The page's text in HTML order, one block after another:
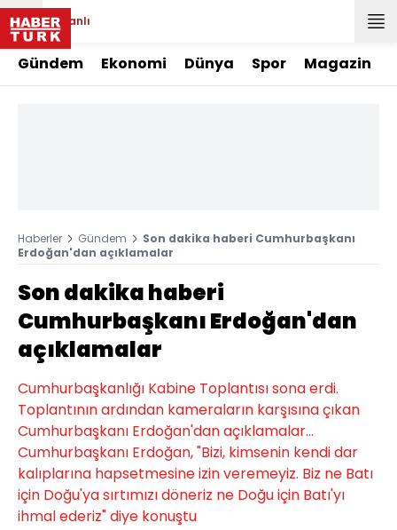
Canlı
Gündem Ekonomi Dünya Spor Magazin
Haberler Gündem
Son dakika haberi Cumhurbaşkanı
Erdoğan'dan açıklamalar
Son dakika haberi
Cumhurbaşkanı Erdoğan'dan
açıklamalar
Cumhurbaşkanlığı Kabine Toplantısı sona erdi.
Toplantının ardından kameraların karşısına çıkan
Cumhurbaşkanı Erdoğan'dan açıklamalar...
Cumhurbaşkanı Erdoğan, "Bizi, kimsenin kendi dar
kalıplarına hapsetmesine izin veremeyiz. Biz ne Batı
için Doğu'ya sırtımızı döneriz ne Doğu için Batı'yı
ihmal ederiz" diye konuştu